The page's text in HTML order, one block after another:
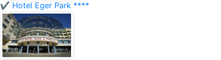
✔️ Hotel Eger Park ****